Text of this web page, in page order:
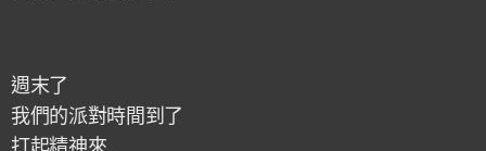
週末了
我們的派對時間到了